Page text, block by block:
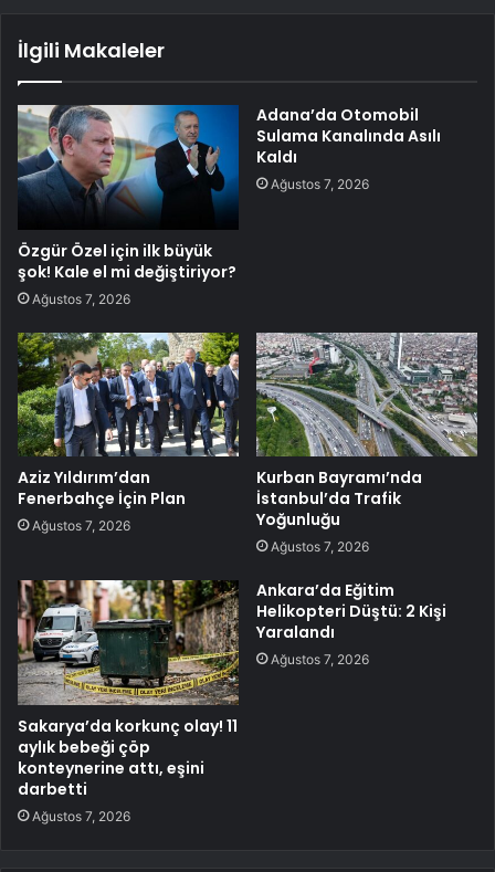
İlgili Makaleler
Özgür Özel için ilk büyük
şok! Kale el mi değiştiriyor?
Ağustos 7, 2026
Adana’da Otomobil
Sulama Kanalında Asılı
Kaldı
Ağustos 7, 2026
Aziz Yıldırım’dan
Fenerbahçe İçin Plan
Ağustos 7, 2026
Kurban Bayramı’nda
İstanbul’da Trafik
Yoğunluğu
Ağustos 7, 2026
Sakarya’da korkunç olay! 11
aylık bebeği çöp
konteynerine attı, eşini
darbetti
Ağustos 7, 2026
Ankara’da Eğitim
Helikopteri Düştü: 2 Kişi
Yaralandı
Ağustos 7, 2026